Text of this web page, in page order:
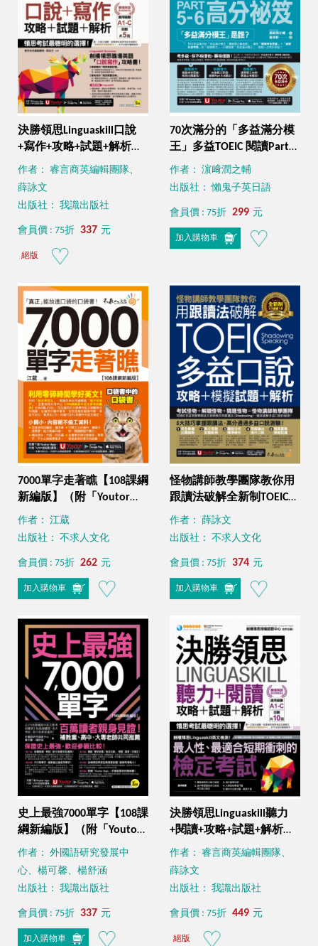
決勝領思Linguaskill口說
+寫作+攻略+試題+解析
【職場英語Business】
（附「Youtor App」內含
作者： 睿言商英編輯團隊、
薛詠文
出版社： 我識出版社
會員價 : 75折 337 元
絕版
70次滿分的「多益滿分模
王」多益TOEIC 閱讀Part
5-6高分祕笈（附「Youtor
App」內含VRP虛擬點讀
作者： 濵﨑潤之輔
出版社： 懶鬼子英日語
會員價 : 75折 299 元
加入購物車
7000單字走著瞧【108課綱
新編版】（附「Youtor
App」內含VRP虛擬點讀筆
+防水書套）
作者： 江葳
出版社： 不求人文化
會員價 : 75折 262 元
加入購物車
怪物講師教學團隊教你用
跟讀法破解全新制TOEIC多
益口說攻略＋模擬試題＋
解析（附贈三種音檔＋
虛擬點讀筆）
作者： 薛詠文
出版社： 不求人文化
會員價 : 75折 374 元
加入購物車
史上最強7000單字【108課
綱新編版】（附「Youtor
App」內含VRP虛擬點讀筆
+兩回108課綱學測全真模
擬試題）
作者： 外國語研究發展中
心、楊可馨、楊舒涵
出版社： 我識出版社
會員價 : 75折 337 元
加入購物車
決勝領思Linguaskill聽力
+閱讀+攻略+試題+解析
【職場英語Business】
（附贈「Youtor App」內
含VRP虛擬點讀筆）
作者： 睿言商英編輯團隊、
薛詠文
出版社： 我識出版社
會員價 : 75折 449 元
絕版